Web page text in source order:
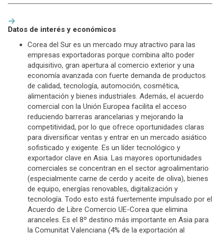
Datos de interés y económicos
Corea del Sur es un mercado muy atractivo para las
empresas exportadoras porque combina alto poder
adquisitivo, gran apertura al comercio exterior y una
economía avanzada con fuerte demanda de productos
de calidad, tecnología, automoción, cosmética,
alimentación y bienes industriales. Además, el acuerdo
comercial con la Unión Europea facilita el acceso
reduciendo barreras arancelarias y mejorando la
competitividad, por lo que ofrece oportunidades claras
para diversificar ventas y entrar en un mercado asiático
sofisticado y exigente. Es un líder tecnológico y
exportador clave en Asia. Las mayores oportunidades
comerciales se concentran en el sector agroalimentario
(especialmente carne de cerdo y aceite de oliva), bienes
de equipo, energías renovables, digitalización y
tecnología. Todo esto está fuertemente impulsado por el
Acuerdo de Libre Comercio UE-Corea que elimina
aranceles. Es el 8º destino más importante en Asia para
la Comunitat Valenciana (4% de la exportación al